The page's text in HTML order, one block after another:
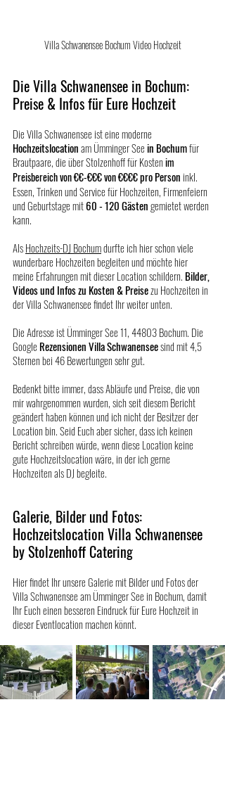
Villa Schwanensee Bochum Video Hochzeit
Die Villa Schwanensee in Bochum:
Preise & Infos für Eure Hochzeit
Die Villa Schwanensee ist eine moderne
Hochzeitslocation am Ümminger See in Bochum für
Brautpaare, die über Stolzenhoff für Kosten im
Preisbereich von €€-€€€ von €€€€ pro Person inkl.
Essen, Trinken und Service für Hochzeiten, Firmenfeiern
und Geburtstage mit 60 - 120 Gästen gemietet werden
kann.
Als Hochzeits-DJ Bochum durfte ich hier schon viele
wunderbare Hochzeiten begleiten und möchte hier
meine Erfahrungen mit dieser Location schildern. Bilder,
Videos und Infos zu Kosten & Preise zu Hochzeiten in
der Villa Schwanensee findet Ihr weiter unten.
Die Adresse ist Ümminger See 11, 44803 Bochum. Die
Google Rezensionen Villa Schwanensee sind mit 4,5
Sternen bei 46 Bewertungen sehr gut.
Bedenkt bitte immer, dass Abläufe und Preise, die von
mir wahrgenommen wurden, sich seit diesem Bericht
geändert haben können und ich nicht der Besitzer der
Location bin. Seid Euch aber sicher, dass ich keinen
Bericht schreiben würde, wenn diese Location keine
gute Hochzeitslocation wäre, in der ich gerne
Hochzeiten als DJ begleite.
Galerie, Bilder und Fotos:
Hochzeitslocation Villa Schwanensee
by Stolzenhoff Catering
Hier findet Ihr unsere Galerie mit Bilder und Fotos der
Villa Schwanensee am Ümminger See in Bochum, damit
Ihr Euch einen besseren Eindruck für Eure Hochzeit in
dieser Eventlocation machen könnt.​